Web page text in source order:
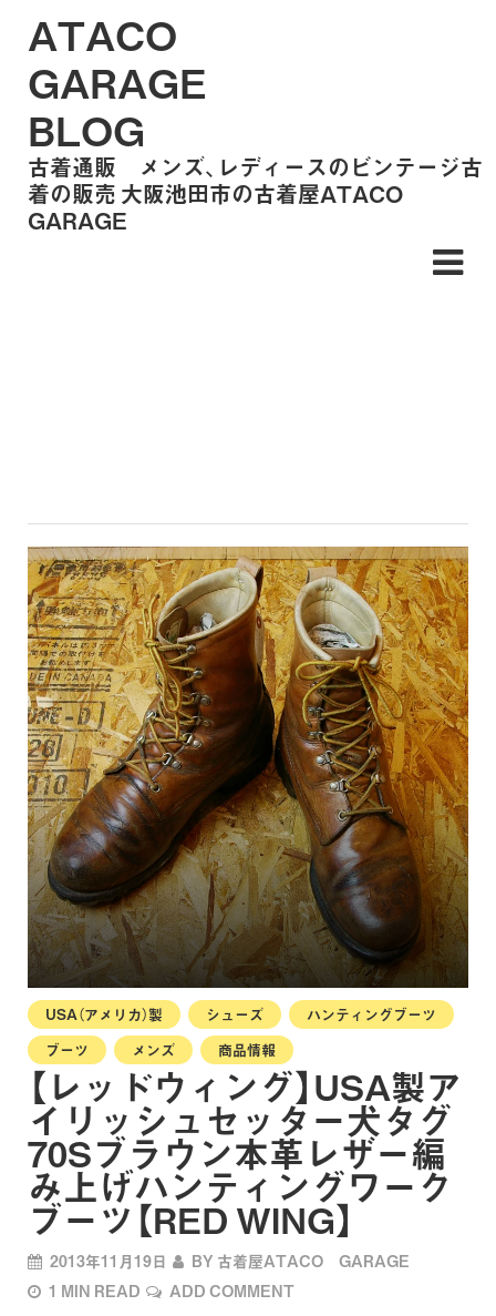
ATACO
GARAGE
BLOG
古着通販 メンズ、レディースのビンテージ古
着の販売 大阪池田市の古着屋ATACO
GARAGE
USA（アメリカ）製 シューズ
ハンティングブーツ
ブーツ
メンズ 商品情報
【レッドウィング】USA製ア
イリッシュセッター犬タグ
70Sブラウン本革レザー編
み上げハンティングワーク
ブーツ【RED WING】
2013年11月19日 BY 古着屋ATACO GARAGE
1 MIN READ
ADD COMMENT